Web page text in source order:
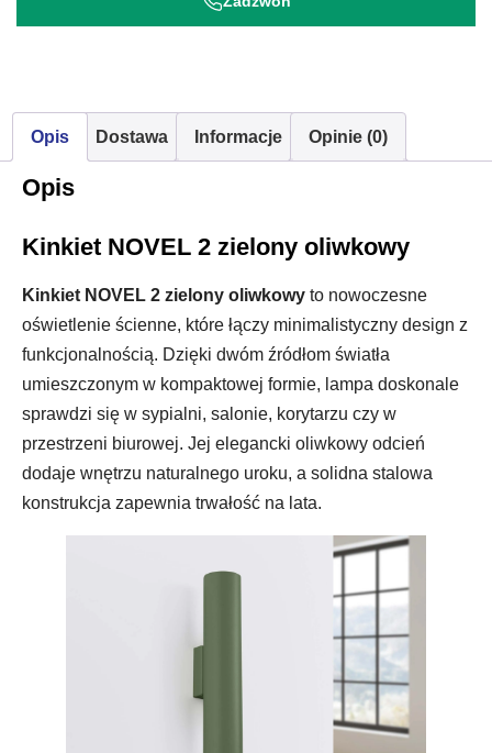
Opis Dostawa Informacje Opinie (0)
Opis
Kinkiet NOVEL 2 zielony oliwkowy
Kinkiet NOVEL 2 zielony oliwkowy to nowoczesne
oświetlenie ścienne, które łączy minimalistyczny design z
funkcjonalnością. Dzięki dwóm źródłom światła
umieszczonym w kompaktowej formie, lampa doskonale
sprawdzi się w sypialni, salonie, korytarzu czy w
przestrzeni biurowej. Jej elegancki oliwkowy odcień
dodaje wnętrzu naturalnego uroku, a solidna stalowa
konstrukcja zapewnia trwałość na lata.